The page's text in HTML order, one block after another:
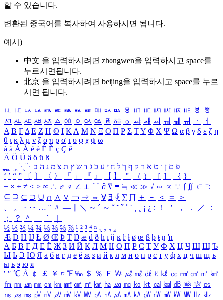
할 수 있습니다.
변환된 중국어를 복사하여 사용하시면 됩니다.
예시)
中文 을 입력하시려면 zhongwen을 입력하시고 space를
누르시면됩니다.
北京 을 입력하시려면 beijing을 입력하시고 space를 누르
시면 됩니다.
ㅥ ㅦ ㅧ ㅨ ㅩ ㅪ ㅫ ㅬ ㅭ ㅮ ㅯ ㅰ ㅱ ㅲ ㅳ ㅴ ㅵ ㅶ ㅷ ㅸ
ㅹ
ㅺ ㅻ ㅼ ㅽ ㅾ ㅿ ㆀ ㆁ ㆂ ㆃ ㆄ ㆅ ㆆ ㆇ ㆈ ㆉ ㆊ ㆋ ㆌ ㆍ
ㆎ
Α Β ΓΔ Ε Ζ Η Θ Ι ΚΛ Μ Ν Ξ Ο Π Ρ Σ ΤΥ Φ Χ Ψ Ω α β γ δ ε ζ η
θ ι κ λ μ ν ξ ο π ρ σ τ υ φ χ ψ ω
á à Á À é è É È ç Ç ê
Ä Ö Ü ä ö ü ß
ִֶֹ ֻּ ׁׂ פ ם ן ו ט א ר ק ף ך ל ח י ע כ ג ד ש ץ ת צ מ נ ה ב
‘ ’ “ ” 〔 〕 〈 〉 「 」 『 』 【 】 ＂ （ ） ［ ］ ｛ ｝
± × ÷ ≠ ≤ ≥ ∞ ∴ ♂ ♀ ∠ ⊥ ⌒ ∂ ∇ ≡ ≒ ≪ ≫ √ ∽ ∝ ∵ ∫ ∬ ∈ ∋
⊆ ⊇ ⊂ ⊃ ∪ ∩ ∧ ∨ ￢ ⇒ ⇔ ∀ ∃ ∮ ∑ ∏ ＋ － ＜ ＝
＞
、
。 · ‥ … ¨ 〃 ― ＼ ∼ ´ ～ ˇ ˘ ˝ ˚ ˙ ¸ ¡ ¿ ː ！ ＇ ， ． ／
：
；
？ ＾ ｀
½ ⅓ ⅔ ¼ ¾ ⅛ ⅜ ⅝ ⅞ ¹ ² ³ ⁴ ⁿ ₁ ₂ ₃ ₄
Æ Ð Ħ Ĳ Ł Ø Œ Þ Ŧ Ŋ æ đ ð ħ ı ĳ ĸ ŀ ł ø œ ß þ ŧ ŋ ŉ
А Б В Г Д Е Ё Ж З И Й К Л М Н О П Р С Т У Ф Х Ц Ч Ш Щ Ъ
Ы Ь Э Ю Я а б в г д е ё ж з и й к л м н о п р с т у ф х ц ч ш щ ъ
ы ь э ю я
′ ″ ℃ Å ￠ ￡ ￥ ¤ ℉ ‰ ＄ ％ Ｆ ￦ ㎕ ㎖ ㎗ ℓ ㎘ ㏄ ㎣ ㎤ ㎥ ㎦
㎙ ㎚ ㎛ ㎜ ㎝ ㎞ ㎟ ㎠ ㎡ ㎢ ㏊ ㎍ ㎎ ㎏ ㏏ ㎈ ㎉ ㏈ ㎧ ㎨ ㎰
㎱ ㎲ ㎳ ㎴ ㎵ ㎶ ㎷ ㎸ ㎹ ㎀ ㎁ ㎂ ㎃ ㎄ ㎺ ㎻ ㎽ ㎾ ㎿ ㎐ ㎑